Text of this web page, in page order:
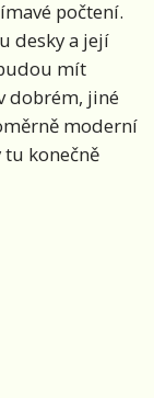
počtení.
desky a její
mít
dobrém, jiné
moderní
konečně